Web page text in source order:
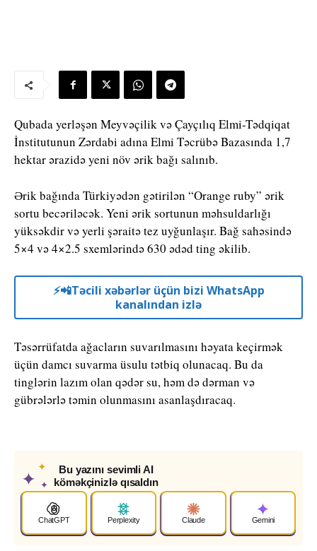
Qubada yerləşən Meyvəçilik və Çayçılıq Elmi-Tədqiqat
İnstitutunun Zərdabi adına Elmi Təcrübə Bazasında 1,7
hektar ərazidə yeni növ ərik bağı salınıb.
Ərik bağında Türkiyədən gətirilən “Orange ruby” ərik
sortu becəriləcək. Yeni ərik sortunun məhsuldarlığı
yüksəkdir və yerli şəraitə tez uyğunlaşır. Bağ sahəsində
5×4 və 4×2.5 sxemlərində 630 ədəd ting əkilib.
⚡️📲Təcili xəbərlər üçün bizi WhatsApp
kanalından izlə
Təsərrüfatda ağacların suvarılmasını həyata keçirmək
üçün damcı suvarma üsulu tətbiq olunacaq. Bu da
tinglərin lazım olan qədər su, həm də dərman və
gübrələrlə təmin olunmasını asanlaşdıracaq.
✦
✦
✦
Bu yazını sevimli AI
köməkçinizlə qısaldın
ChatGPT Perplexity Claude Gemini